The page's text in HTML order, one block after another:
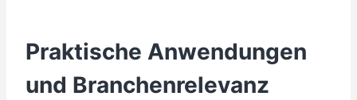
Praktische Anwendungen
und Branchenrelevanz